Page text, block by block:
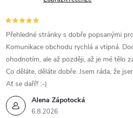
Alena Zápotocká
6.8.2026
Přehledné stránky s dobře popsanými
Komunikace obchodu rychlá a vtipná.
ohodnotím, ale až později, až je mé tělo
Co děláte, děláte dobře. Jsem ráda, že
Ať se daří!! :-)